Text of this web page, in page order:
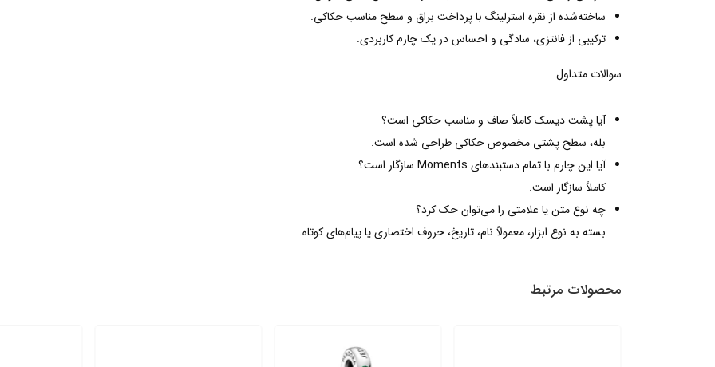
ساخته‌شده از نقره استرلینگ با پرداخت براق و سطح مناسب حکاکی.
ترکیبی از فانتزی، سادگی و احساس در یک چارم کاربردی.
سوالات متداول
آیا پشت دیسک کاملاً صاف و مناسب حکاکی است؟
بله، سطح پشتی مخصوص حکاکی طراحی شده است.
آیا این چارم با تمام دستبندهای Moments سازگار است؟
کاملاً سازگار است.
چه نوع متن یا علامتی را می‌توان حک کرد؟
بسته به نوع ابزار، معمولاً نام، تاریخ، حروف اختصاری یا پیام‌های کوتاه.
محصولات مرتبط